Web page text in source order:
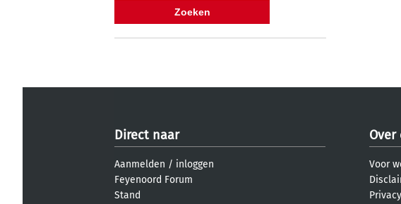
Direct naar
Aanmelden / inloggen
Feyenoord Forum
Stand
Over
Voor
Privacy